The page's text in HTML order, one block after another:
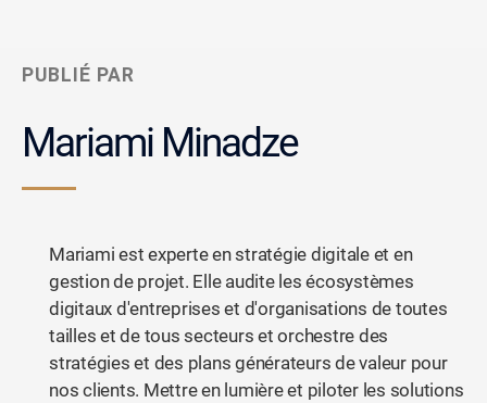
PUBLIÉ PAR
Mariami Minadze
Mariami est experte en stratégie digitale et en
gestion de projet. Elle audite les écosystèmes
digitaux d'entreprises et d'organisations de toutes
tailles et de tous secteurs et orchestre des
stratégies et des plans générateurs de valeur pour
nos clients. Mettre en lumière et piloter les solutions